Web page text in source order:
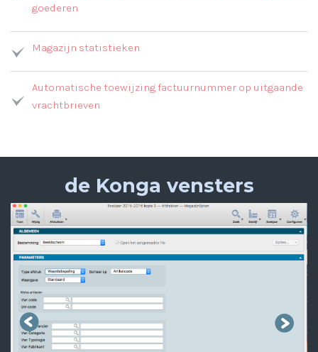
goederen
Magazijn statistieken
Automatische toewijzing factuurnummer op uitgaande
vrachtbrieven
de Konga vensters